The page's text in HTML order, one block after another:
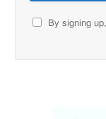
By signing